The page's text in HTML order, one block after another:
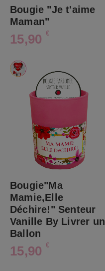
Bougie "Je t'aime
Maman"
15,90 €
Bougie"Ma
Mamie,Elle
Déchire!" Senteur
Vanille By Livrer un
Ballon
15,90 €